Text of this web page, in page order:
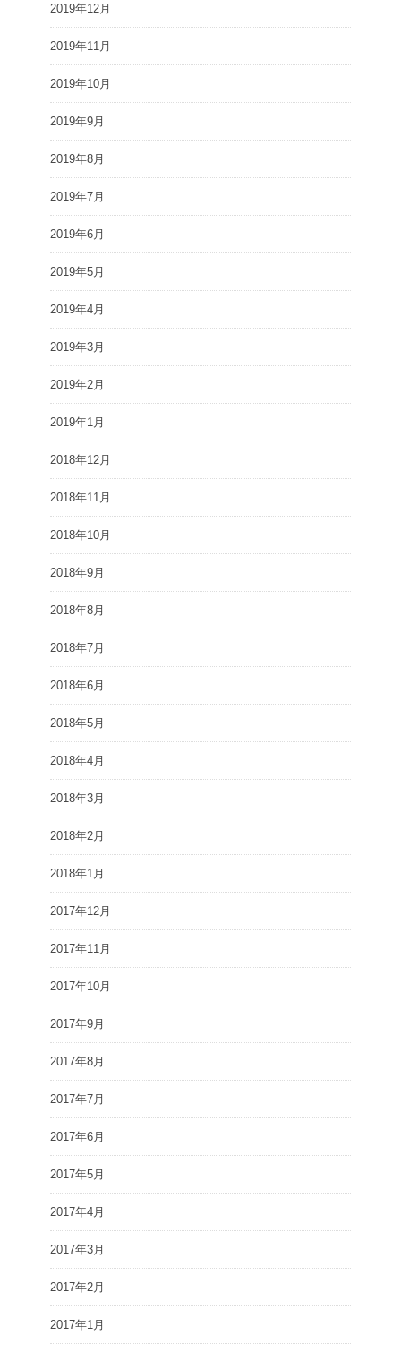
2019年12月
2019年11月
2019年10月
2019年9月
2019年8月
2019年7月
2019年6月
2019年5月
2019年4月
2019年3月
2019年2月
2019年1月
2018年12月
2018年11月
2018年10月
2018年9月
2018年8月
2018年7月
2018年6月
2018年5月
2018年4月
2018年3月
2018年2月
2018年1月
2017年12月
2017年11月
2017年10月
2017年9月
2017年8月
2017年7月
2017年6月
2017年5月
2017年4月
2017年3月
2017年2月
2017年1月